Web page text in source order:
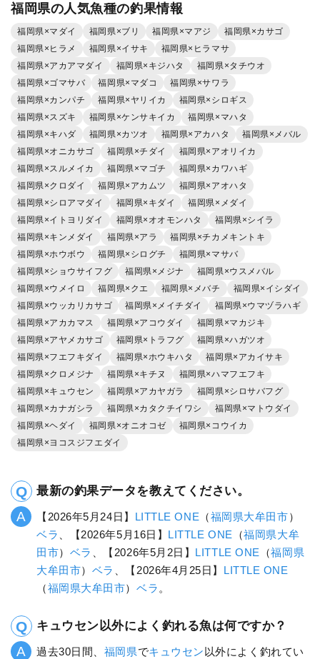
福岡県の人気魚種の釣果情報
福岡県×マダイ 福岡県×ブリ 福岡県×マアジ
福岡県×カサゴ
福岡県×ヒラメ
福岡県×イサキ
福岡県×ヒラマサ
福岡県×アカアマダイ
福岡県×キジハタ
福岡県×タチウオ
福岡県×ゴマサバ
福岡県×マダコ
福岡県×サワラ
福岡県×カンパチ
福岡県×ヤリイカ
福岡県×シロギス
福岡県×スズキ
福岡県×ケンサキイカ
福岡県×マハタ
福岡県×キハダ
福岡県×カツオ 福岡県×アカハタ
福岡県×メバル
福岡県×オニカサゴ
福岡県×チダイ
福岡県×アオリイカ
福岡県×スルメイカ
福岡県×マゴチ
福岡県×カワハギ
福岡県×クロダイ
福岡県×アカムツ
福岡県×アオハタ
福岡県×シロアマダイ
福岡県×キダイ
福岡県×メダイ
福岡県×イトヨリダイ
福岡県×オオモンハタ
福岡県×シイラ
福岡県×キンメダイ
福岡県×アラ
福岡県×チカメキントキ
福岡県×ホウボウ
福岡県×シログチ
福岡県×マサバ
福岡県×ショウサイフグ
福岡県×メジナ
福岡県×ウスメバル
福岡県×ウメイロ
福岡県×クエ 福岡県×メバチ
福岡県×イシダイ
福岡県×ウッカリカサゴ
福岡県×メイチダイ
福岡県×ウマヅラハギ
福岡県×アカカマス
福岡県×アコウダイ
福岡県×マカジキ
福岡県×アヤメカサゴ
福岡県×トラフグ
福岡県×ハガツオ
福岡県×フエフキダイ
福岡県×ホウキハタ
福岡県×アカイサキ
福岡県×クロメジナ
福岡県×キチヌ
福岡県×ハマフエフキ
福岡県×キュウセン
福岡県×アカヤガラ
福岡県×シロサバフグ
福岡県×カナガシラ
福岡県×カタクチイワシ
福岡県×マトウダイ
福岡県×ヘダイ
福岡県×オニオコゼ
福岡県×コウイカ
福岡県×ヨコスジフエダイ
最新の釣果データを教えてください。
【2026年5月24日】 LITTLE ONE （福岡県大牟田市）
ベラ
、【2026年5月16日】 LITTLE ONE （福岡県大牟
田市） ベラ 、【2026年5月2日】 LITTLE ONE （福岡県
大牟田市） ベラ 、【2026年4月25日】 LITTLE ONE
（福岡県大牟田市） ベラ 。
キュウセン以外によく釣れる魚は何ですか？
過去30日間、 福岡県でキュウセン 以外によく釣れてい